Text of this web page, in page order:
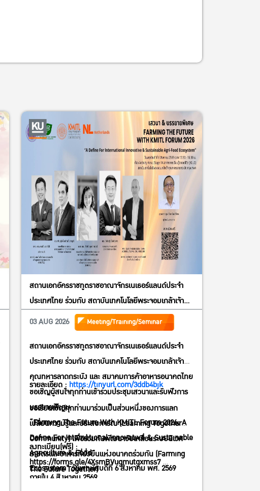
สถานเอกอัครราชทูตราชอาณาจักรเนเธอร์แลนด์ประจำ
ประเทศไทย ร่วมกับ สถาบันเทคโนโลยีพระจอมเกล้าเจ้า
คุณทหารลาดกระบัง และ สมาคมการค้าอาหารอนาคตไทย
ขอเชิญผู้สนใจทุกท่านเข้าร่วมประชุมเสวนาและรับฟังการ
บรรยายพิเศษ”Farming The Future With KMITL
Forum 2026; A Define For International Innovative
& Sustainable Agriculture & FoodEcosystem” วัน
พฤหัสบดีที่ 6 สิงหาคม พศ. 2569 (13:30 – 16:30 น.) ณ
ห้อง ACTIVITY AREA, VDW 1 (1 B) อาคาร B สำนักการ
เรียนรู้ตลอดชีวิต (KLLC – KMITL Lifelong Learning
Center) สถาบันเทคโนโลยีพระจอมเกล้าเจ้าคุณทหาร
ลาดกระบัง กทม.
03 AUG 2026 Meeting/Training/Seminar
สถานเอกอัครราชทูตราชอาณาจักรเนเธอร์แลนด์ประจำ
ประเทศไทย ร่วมกับ สถาบันเทคโนโลยีพระจอมเกล้าเจ้า
คุณทหารลาดกระบัง และ สมาคมการค้าอาหารอนาคตไทย
ขอเชิญผู้สนใจทุกท่านเข้าร่วมประชุมเสวนาและรับฟังการ
บรรยายพิเศษ
“Farming The Future With KMITL Forum 2026; A
Define For International Innovative & Sustainable
Agriculture & Food
Ecosystem” วันพฤหัสบดีที่ 6 สิงหาคม พศ. 2569
รายละเอียด : https://tinyurl.com/3ddb4bjk
ขอเรียนเชิญทุกท่านมาร่วมเป็นส่วนหนึ่งของการแลก
เปลี่ยนความรู้และประสบการ์ณ (Learning Together
Community) เพื่อร่วมกันพัฒนาขับเคลื่อนระบบนิเวศ
เกษตรและอาหารที่ยั่งยืนแห่งอนาคตร่วมกัน (Farming
The Future Together)
ลงทะเบียน(ฟรี) :
https://forms.gle/4XsmBVugmutgxmss7
ภายใน 4 สิงหาคม 2569